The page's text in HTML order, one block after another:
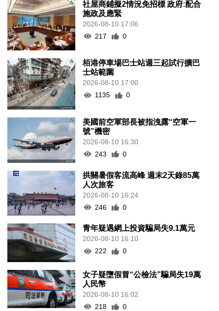
社屋商鋪擬2情況免招標 政府:配合
施政及應緊
2026-08-10 17:06
217
0
栢港停車場巴士站週三起試行擴巴
士站範圍
2026-08-10 17:00
1135
0
美國前空軍部長被指洩露“空軍一
號”機密
2026-08-10 16:30
243
0
拱關暑假客流高峰 週末2天錄85萬
人次旅客
2026-08-10 16:24
246
0
青年疑遇網上投資騙局失9.1萬元
2026-08-10 16:10
222
0
女子疑墮假冒“公檢法”騙局失19萬
人民幣
2026-08-10 16:02
218
0